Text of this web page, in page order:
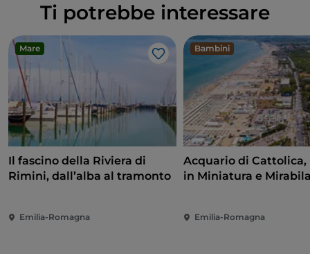
Ti potrebbe interessare
Mare
Like
Il fascino della Riviera di
Rimini, dall’alba al tramonto
Emilia-Romagna
Bambini
Acquario di Cattolica,
in Miniatura e Mirabilandia:
Emilia-Romagna